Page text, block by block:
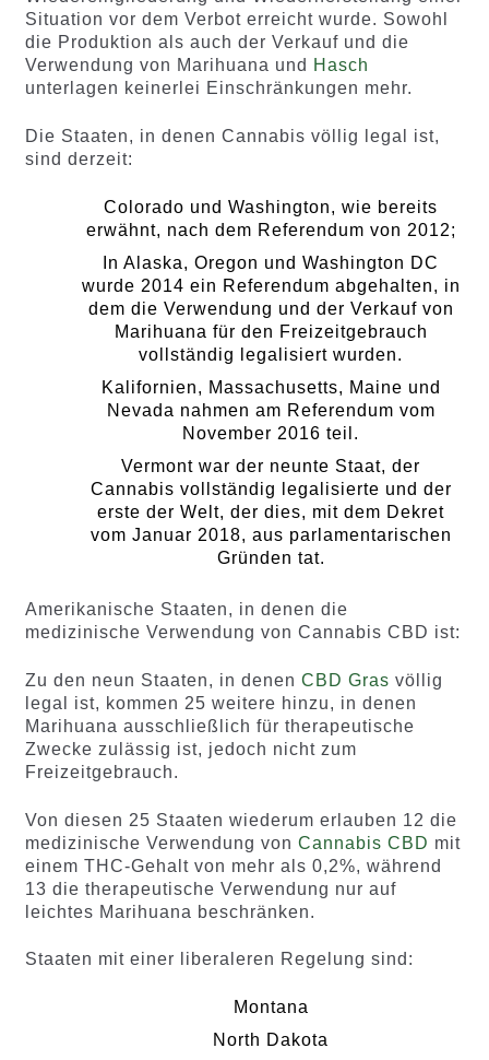
Situation vor dem Verbot erreicht wurde. Sowohl
die Produktion als auch der Verkauf und die
Verwendung von Marihuana und Hasch
unterlagen keinerlei Einschränkungen mehr.
Die Staaten, in denen Cannabis völlig legal ist,
sind derzeit:
Colorado und Washington, wie bereits
erwähnt, nach dem Referendum von 2012;
In Alaska, Oregon und Washington DC
wurde 2014 ein Referendum abgehalten, in
dem die Verwendung und der Verkauf von
Marihuana für den Freizeitgebrauch
vollständig legalisiert wurden.
Kalifornien, Massachusetts, Maine und
Nevada nahmen am Referendum vom
November 2016 teil.
Vermont war der neunte Staat, der
Cannabis vollständig legalisierte und der
erste der Welt, der dies, mit dem Dekret
vom Januar 2018, aus parlamentarischen
Gründen tat.
Amerikanische Staaten, in denen die
medizinische Verwendung von Cannabis CBD ist:
Zu den neun Staaten, in denen CBD Gras völlig
legal ist, kommen 25 weitere hinzu, in denen
Marihuana ausschließlich für therapeutische
Zwecke zulässig ist, jedoch nicht zum
Freizeitgebrauch.
Von diesen 25 Staaten wiederum erlauben 12 die
medizinische Verwendung von Cannabis CBD mit
einem THC-Gehalt von mehr als 0,2%, während
13 die therapeutische Verwendung nur auf
leichtes Marihuana beschränken.
Staaten mit einer liberaleren Regelung sind:
Montana
North Dakota